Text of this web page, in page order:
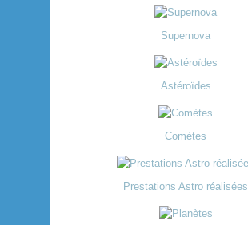
Supernova
Astéroïdes
Comètes
Prestations Astro réalisées